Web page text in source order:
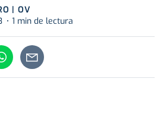
| OV
1 min de lectura